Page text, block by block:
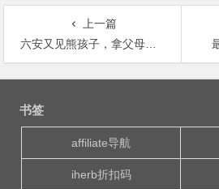
上一篇
六安又见熊孩子，拿父母的钱给游戏主播打赏16000元！
文
书签
affiliate导航
iherb折扣码